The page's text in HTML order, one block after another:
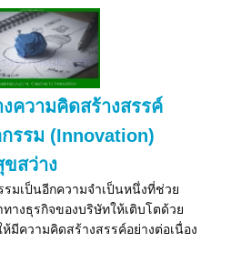
ความคิดสร้างสรรค์
รรม (Innovation)
สว่าง
มเป็นอีกความจำเป็นหนึ่งที่ช่วย
างธุรกิจของบริษัทให้เติบโตด้วย
ความคิดสร้างสรรค์อย่างต่อเนื่อง